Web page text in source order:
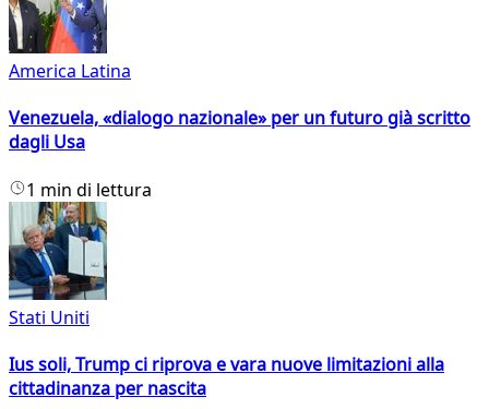
America Latina
Venezuela, «dialogo nazionale» per un futuro già scritto
dagli Usa
1 min di lettura
Stati Uniti
Ius soli, Trump ci riprova e vara nuove limitazioni alla
cittadinanza per nascita